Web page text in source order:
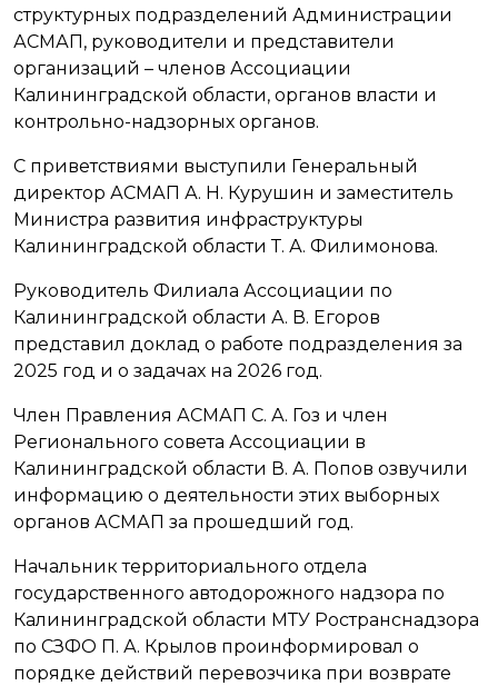
структурных подразделений Администрации
АСМАП, руководители и представители
организаций – членов Ассоциации
Калининградской области, органов власти и
контрольно-надзорных органов.
С приветствиями выступили Генеральный
директор АСМАП А. Н. Курушин и заместитель
Министра развития инфраструктуры
Калининградской области Т. А. Филимонова.
Руководитель Филиала Ассоциации по
Калининградской области А. В. Егоров
представил доклад о работе подразделения за
2025 год и о задачах на 2026 год.
Член Правления АСМАП С. А. Гоз и член
Регионального совета Ассоциации в
Калининградской области В. А. Попов озвучили
информацию о деятельности этих выборных
органов АСМАП за прошедший год.
Начальник территориального отдела
государственного автодорожного надзора по
Калининградской области МТУ Ространснадзора
по СЗФО П. А. Крылов проинформировал о
порядке действий перевозчика при возврате